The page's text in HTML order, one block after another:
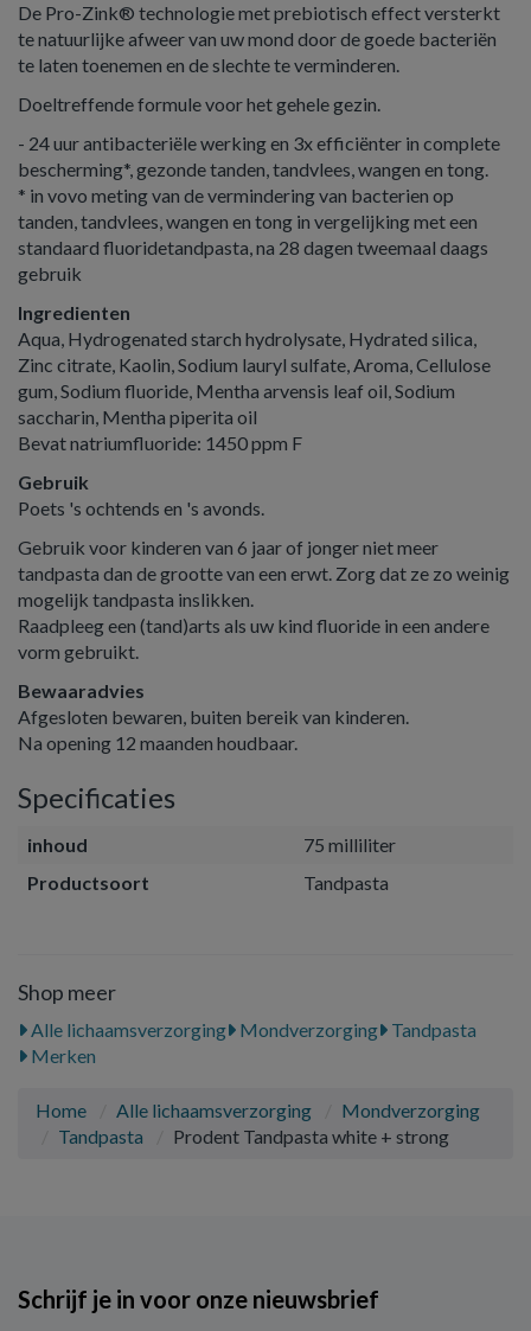
De Pro-Zink® technologie met prebiotisch effect versterkt
te natuurlijke afweer van uw mond door de goede bacteriën
te laten toenemen en de slechte te verminderen.
Doeltreffende formule voor het gehele gezin.
- 24 uur antibacteriële werking en 3x efficiënter in complete
bescherming*, gezonde tanden, tandvlees, wangen en tong.
* in vovo meting van de vermindering van bacterien op
tanden, tandvlees, wangen en tong in vergelijking met een
standaard fluoridetandpasta, na 28 dagen tweemaal daags
gebruik
Ingredienten
Aqua, Hydrogenated starch hydrolysate, Hydrated silica,
Zinc citrate, Kaolin, Sodium lauryl sulfate, Aroma, Cellulose
gum, Sodium fluoride, Mentha arvensis leaf oil, Sodium
saccharin, Mentha piperita oil
Bevat natriumfluoride: 1450 ppm F
Gebruik
Poets 's ochtends en 's avonds.
Gebruik voor kinderen van 6 jaar of jonger niet meer
tandpasta dan de grootte van een erwt. Zorg dat ze zo weinig
mogelijk tandpasta inslikken.
Raadpleeg een (tand)arts als uw kind fluoride in een andere
vorm gebruikt.
Bewaaradvies
Afgesloten bewaren, buiten bereik van kinderen.
Na opening 12 maanden houdbaar.
Specificaties
inhoud
75 milliliter
Productsoort
Tandpasta
Shop meer
Alle lichaamsverzorging Mondverzorging
Tandpasta
Merken
Home Alle lichaamsverzorging
Mondverzorging
Tandpasta
Prodent Tandpasta white + strong
Schrijf je in voor onze nieuwsbrief